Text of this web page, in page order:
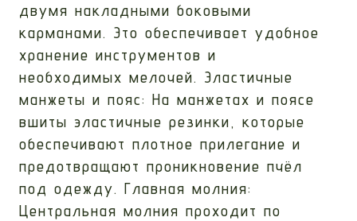
двумя накладными боковыми
карманами. Это обеспечивает удобное
хранение инструментов и
необходимых мелочей. Эластичные
манжеты и пояс: На манжетах и поясе
вшиты эластичные резинки, которые
обеспечивают плотное прилегание и
предотвращают проникновение пчёл
под одежду. Главная молния:
Центральная молния проходит по